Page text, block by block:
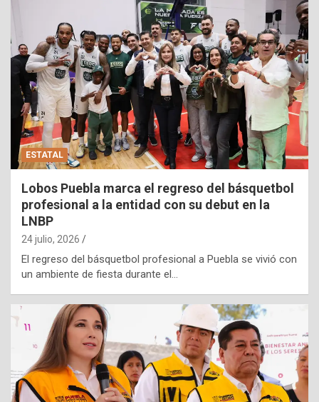
ESTATAL
Lobos Puebla marca el regreso del básquetbol
profesional a la entidad con su debut en la
LNBP
24 julio, 2026
El regreso del básquetbol profesional a Puebla se vivió con
un ambiente de fiesta durante el…